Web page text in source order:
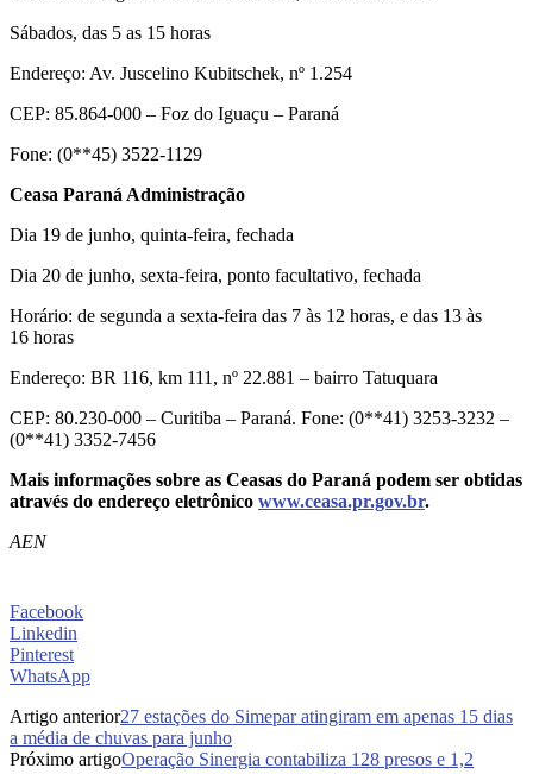
Sábados, das 5 as 15 horas
Endereço: Av. Juscelino Kubitschek, nº 1.254
CEP: 85.864-000 – Foz do Iguaçu – Paraná
Fone: (0**45) 3522-1129
Ceasa Paraná Administração
Dia 19 de junho, quinta-feira, fechada
Dia 20 de junho, sexta-feira, ponto facultativo, fechada
Horário: de segunda a sexta-feira das 7 às 12 horas, e das 13 às
16 horas
Endereço: BR 116, km 111, nº 22.881 – bairro Tatuquara
CEP: 80.230-000 – Curitiba – Paraná. Fone: (0**41) 3253-3232 –
(0**41) 3352-7456
Mais informações sobre as Ceasas do Paraná podem ser obtidas
através do endereço eletrônico www.ceasa.pr.gov.br.
AEN
Facebook
Linkedin
Pinterest
WhatsApp
Artigo anterior27 estações do Simepar atingiram em apenas 15 dias
a média de chuvas para junho
Próximo artigoOperação Sinergia contabiliza 128 presos e 1,2